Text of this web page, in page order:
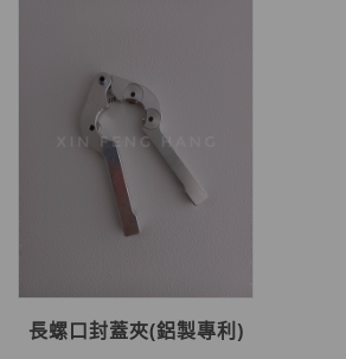
長螺口封蓋夾(鋁製專利)